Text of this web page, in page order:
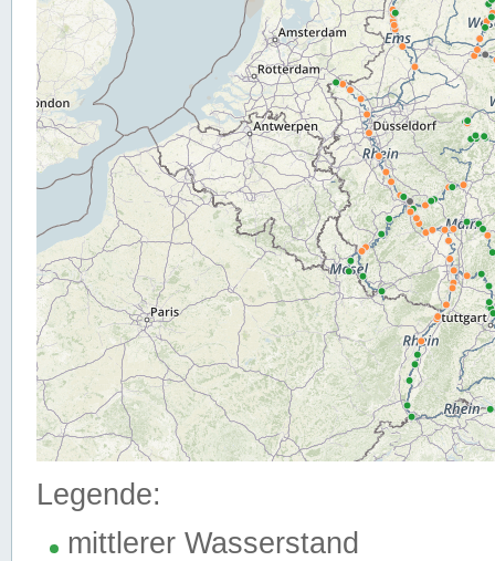
Legende:
mittlerer Wasserstand